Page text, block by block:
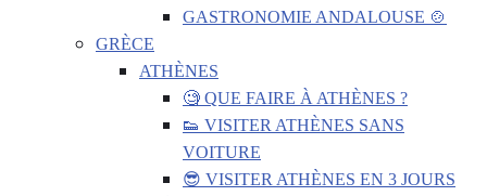
GASTRONOMIE ANDALOUSE 🍲
GRÈCE
ATHÈNES
🧐 QUE FAIRE À ATHÈNES ?
👟 VISITER ATHÈNES SANS
VOITURE
😎 VISITER ATHÈNES EN 3 JOURS